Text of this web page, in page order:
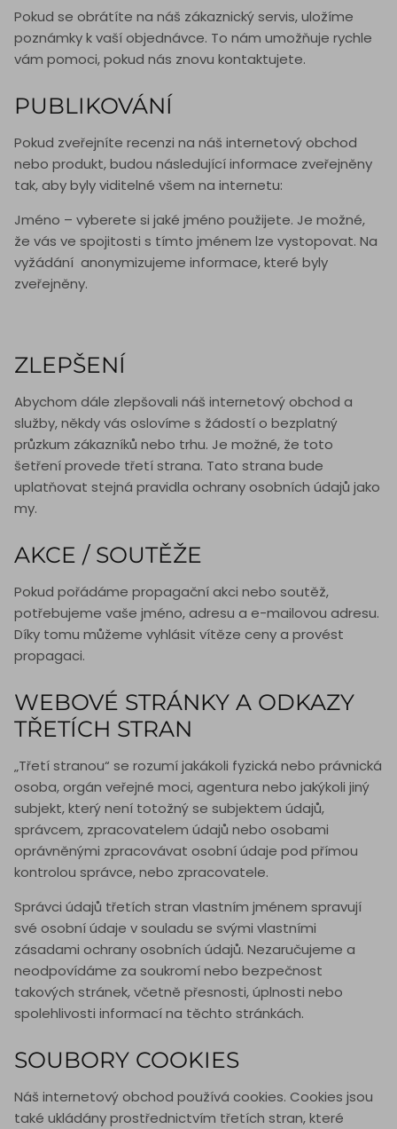
Pokud se obrátíte na náš zákaznický servis, uložíme
poznámky k vaší objednávce. To nám umožňuje rychle
vám pomoci, pokud nás znovu kontaktujete.
PUBLIKOVÁNÍ
Pokud zveřejníte recenzi na náš internetový obchod
nebo produkt, budou následující informace zveřejněny
tak, aby byly viditelné všem na internetu:
Jméno – vyberete si jaké jméno použijete. Je možné,
že vás ve spojitosti s tímto jménem lze vystopovat. Na
vyžádání anonymizujeme informace, které byly
zveřejněny.
ZLEPŠENÍ
Abychom dále zlepšovali náš internetový obchod a
služby, někdy vás oslovíme s žádostí o bezplatný
průzkum zákazníků nebo trhu. Je možné, že toto
šetření provede třetí strana. Tato strana bude
uplatňovat stejná pravidla ochrany osobních údajů jako
my.
AKCE / SOUTĚŽE
Pokud pořádáme propagační akci nebo soutěž,
potřebujeme vaše jméno, adresu a e-mailovou adresu.
Díky tomu můžeme vyhlásit vítěze ceny a provést
propagaci.
WEBOVÉ STRÁNKY A ODKAZY
TŘETÍCH STRAN
„Třetí stranou“ se rozumí jakákoli fyzická nebo právnická
osoba, orgán veřejné moci, agentura nebo jakýkoli jiný
subjekt, který není totožný se subjektem údajů,
správcem, zpracovatelem údajů nebo osobami
oprávněnými zpracovávat osobní údaje pod přímou
kontrolou správce, nebo zpracovatele.
Správci údajů třetích stran vlastním jménem spravují
své osobní údaje v souladu se svými vlastními
zásadami ochrany osobních údajů. Nezaručujeme a
neodpovídáme za soukromí nebo bezpečnost
takových stránek, včetně přesnosti, úplnosti nebo
spolehlivosti informací na těchto stránkách.
SOUBORY COOKIES
Náš internetový obchod používá cookies. Cookies jsou
také ukládány prostřednictvím třetích stran, které